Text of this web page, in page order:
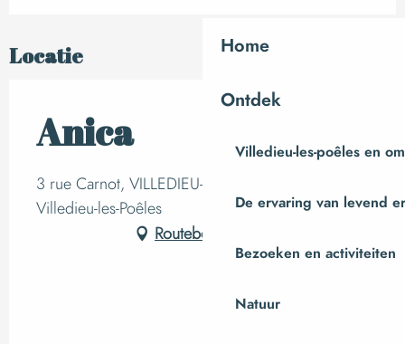
Home
Ontdek
Villedieu-les-poêles en
De ervaring van levend
Bezoeken en activiteiten
Natuur
Locatie
Anica
3 rue Carnot, VILLEDIEU-LES-POELES, 50800
Villedieu-les-Poêles
Routebeschrijving